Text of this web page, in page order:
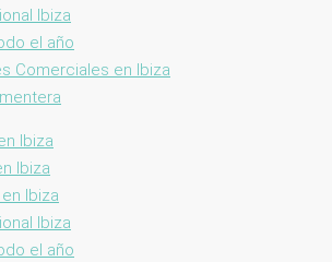
Ibiza
el año
Comerciales en Ibiza
Ibiza
Ibiza
Ibiza
Ibiza
el año